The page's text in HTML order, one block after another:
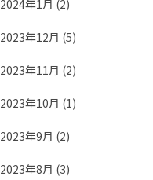
2024年1月 (2)
2023年12月 (5)
2023年11月 (2)
2023年10月 (1)
2023年9月 (2)
2023年8月 (3)